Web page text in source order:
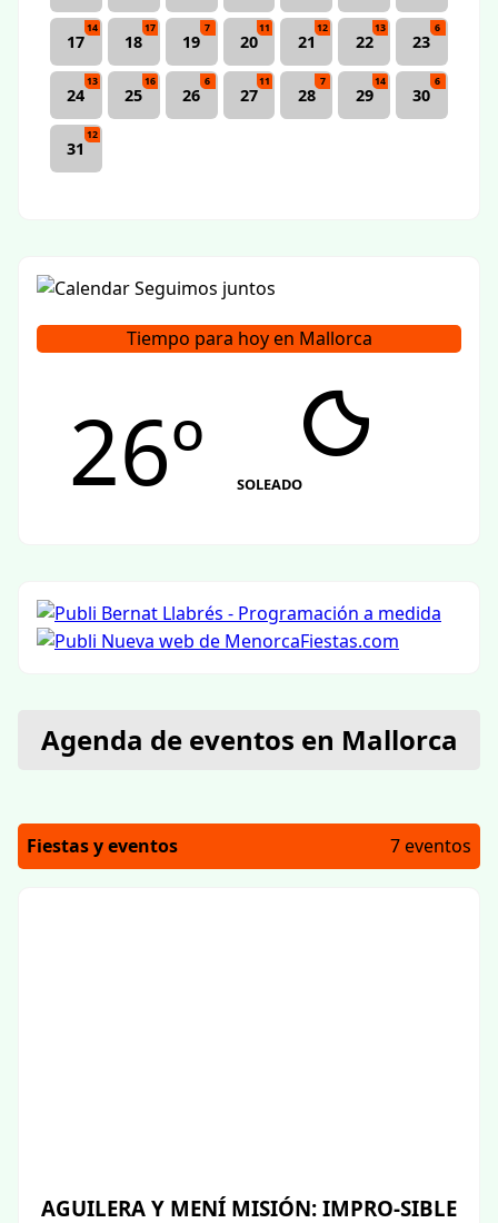
17
14
18
17
19
7
20
11
21
12
22
13
23
6
24
13
25
16
26
6
27
11
28
7
29
14
30
6
31
12
Tiempo para hoy en Mallorca
26º SOLEADO
Agenda de eventos en Mallorca
Fiestas y eventos 7 eventos
AGUILERA Y MENÍ MISIÓN: IMPRO-SIBLE